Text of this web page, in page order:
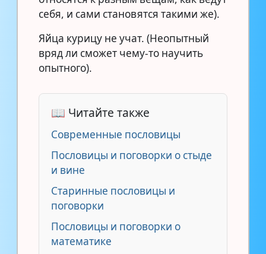
себя, и сами становятся такими же).
Яйца курицу не учат. (Неопытный
вряд ли сможет чему-то научить
опытного).
📖 Читайте также
Современные пословицы
Пословицы и поговорки о стыде
и вине
Старинные пословицы и
поговорки
Пословицы и поговорки о
математике